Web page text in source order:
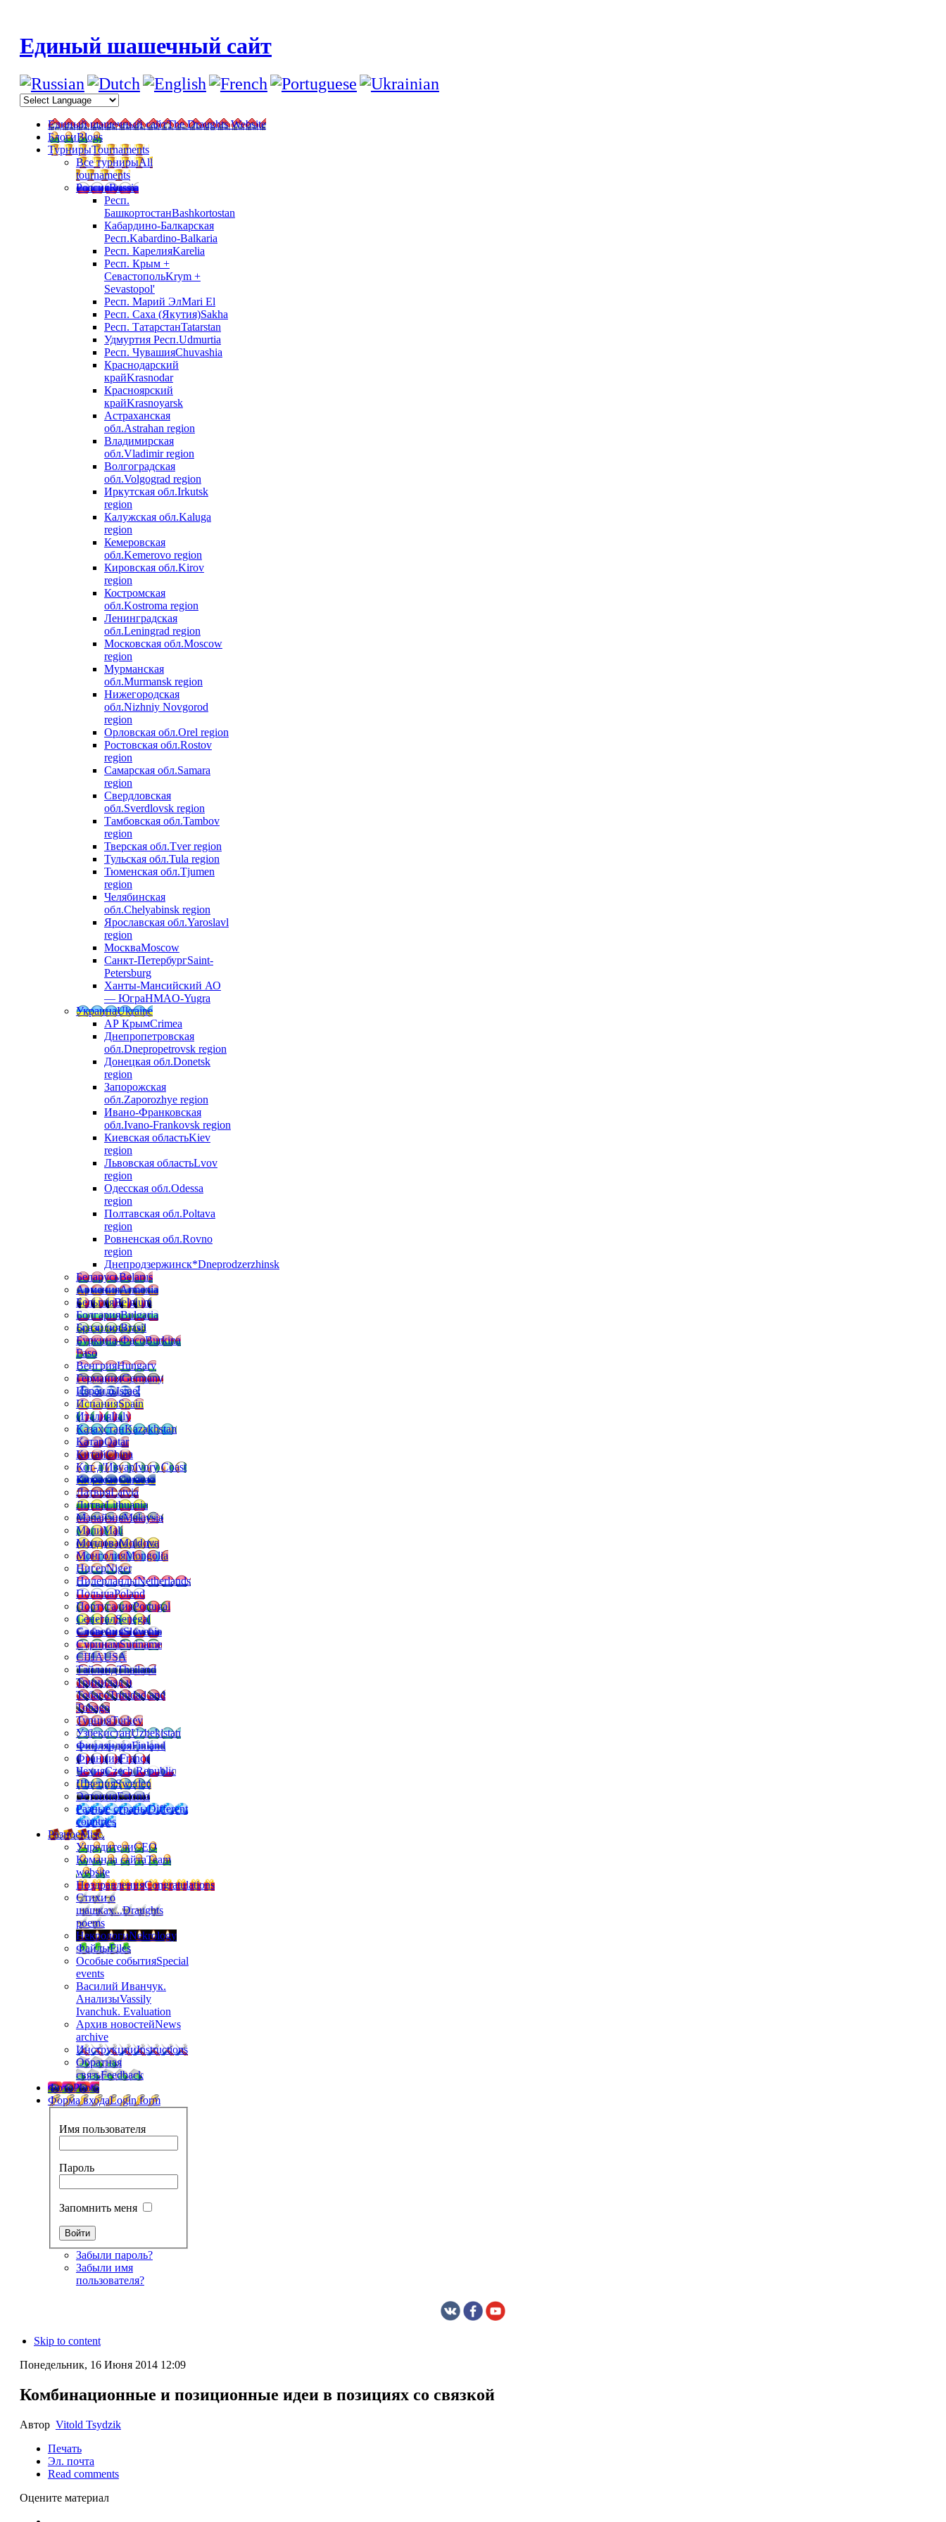
Единый шашечный сайт
Единый шашечный сайтThe Draughts Website
БлогиBlogs
ТурнирыTournaments
Все турнирыAll
tournaments
РоссияRussia
Респ.
БашкортостанBashkortostan
Кабардино-Балкарская
Респ.Kabardino-Balkaria
Респ. КарелияKarelia
Респ. Крым +
СевастопольKrym +
Sevastopol'
Респ. Марий ЭлMari El
Респ. Саха (Якутия)Sakha
Респ. ТатарстанTatarstan
Удмуртия Респ.Udmurtia
Респ. ЧувашияChuvashia
Краснодарский
крайKrasnodar
Красноярский
крайKrasnoyarsk
Астраханская
обл.Astrahan region
Владимирская
обл.Vladimir region
Волгоградская
обл.Volgograd region
Иркутская обл.Irkutsk
region
Калужская обл.Kaluga
region
Кемеровская
обл.Kemerovo region
Кировская обл.Kirov
region
Костромская
обл.Kostroma region
Ленинградская
обл.Leningrad region
Московская обл.Moscow
region
Мурманская
обл.Murmansk region
Нижегородская
обл.Nizhniy Novgorod
region
Орловская обл.Orel region
Ростовская обл.Rostov
region
Самарская обл.Samara
region
Свердловская
обл.Sverdlovsk region
Тамбовская обл.Tambov
region
Тверская обл.Tver region
Тульская обл.Tula region
Тюменская обл.Tjumen
region
Челябинская
обл.Chelyabinsk region
Ярославская обл.Yaroslavl
region
МоскваMoscow
Санкт-ПетербургSaint-
Petersburg
Ханты-Мансийский АО
— ЮграHMAO-Yugra
УкраинаUkraine
АР КрымCrimea
Днепропетровская
обл.Dnepropetrovsk region
Донецкая обл.Donetsk
region
Запорожская
обл.Zaporozhye region
Ивано-Франковская
обл.Ivano-Frankovsk region
Киевская областьKiev
region
Львовская областьLvov
region
Одесская обл.Odessa
region
Полтавская обл.Poltava
region
Ровненская обл.Rovno
region
Днепродзержинск*Dneprodzerzhinsk
БеларусьBelarus
АрменияArmenia
БельгияBelgium
БолгарияBulgaria
БразилияBrasil
Буркина-ФасоBurkina
Faso
ВенгрияHungary
ГерманияGermany
ИзраильIsrael
ИспанияSpain
ИталияItaly
КазахстанKazakhstan
КатарQatar
КитайChina
Кот-д'ИвуарIvory Coast
КюрасаоCuracao
ЛатвияLatvia
ЛитваLithuania
МалайзияMalaysia
МалиMali
МолдоваMoldova
МонголияMongolia
НигерNiger
НидерландыNetherlands
ПольшаPoland
ПортугалияPortugal
СенегалSenegal
СловенияSlovenia
СуринамSuriname
СШАUSA
ТайландThailand
Тринидад и
ТобагоTrinidad and
Tobago
ТурцияTurkey
УзбекистанUzbekistan
ФинляндияFinland
ФранцияFrance
ЧехияCzech Republic
ШвецияSweden
ЭстонияEstonia
Разные страныDifferent
countries
РазноеMisc.
УчредителиCEO
Команда сайтаTeam
website
ПоздравленияCongratulations
Стихи о
шашках...Draughts
poems
НекрологиNekrology
ФайлыFiles
Особые событияSpecial
events
Василий Иванчук.
АнализыVassily
Ivanchuk. Evaluation
Архив новостейNews
archive
ИнструкцииInstructions
Обратная
связьFeedback
ФотоPhoto
Форма входаLogin form
Имя пользователя
Пароль
Запомнить меня
Забыли пароль?
Забыли имя
пользователя?
Skip to content
Понедельник, 16 Июня 2014 12:09
Комбинационные и позиционные идеи в позициях со связкой
Автор Vitold Tsydzik
Печать
Эл. почта
Read comments
Оцените материал